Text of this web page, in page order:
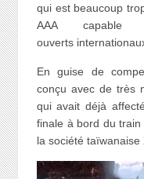
qui est beaucoup
AAA
ouverts
En guise de
conçu avec de très
qui avait déjà
finale à bord du
la société taïwanaise